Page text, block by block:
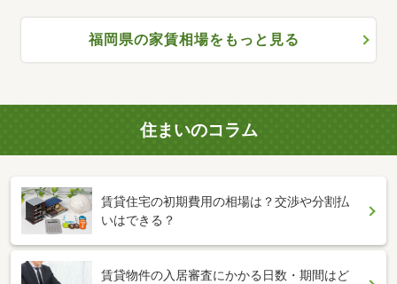
福岡県の家賃相場をもっと見る
住まいのコラム
賃貸住宅の初期費用の相場は？交渉や分割払
いはできる？
賃貸物件の入居審査にかかる日数・期間はど